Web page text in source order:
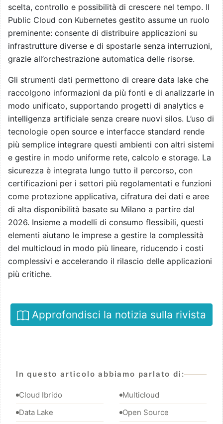
scelta, controllo e possibilità di crescere nel tempo. Il
Public Cloud con Kubernetes gestito assume un ruolo
preminente: consente di distribuire applicazioni su
infrastrutture diverse e di spostarle senza interruzioni,
grazie all’orchestrazione automatica delle risorse.
Gli strumenti dati permettono di creare data lake che
raccolgono informazioni da più fonti e di analizzarle in
modo unificato, supportando progetti di analytics e
intelligenza artificiale senza creare nuovi silos. L’uso di
tecnologie open source e interfacce standard rende
più semplice integrare questi ambienti con altri sistemi
e gestire in modo uniforme rete, calcolo e storage. La
sicurezza è integrata lungo tutto il percorso, con
certificazioni per i settori più regolamentati e funzioni
come protezione applicativa, cifratura dei dati e aree
di alta disponibilità basate su Milano a partire dal
2026. Insieme a modelli di consumo flessibili, questi
elementi aiutano le imprese a gestire la complessità
del multicloud in modo più lineare, riducendo i costi
complessivi e accelerando il rilascio delle applicazioni
più critiche.
Approfondisci la notizia sulla rivista
In questo articolo abbiamo parlato di:
Cloud Ibrido
Data Lake
Multicloud
Open Source